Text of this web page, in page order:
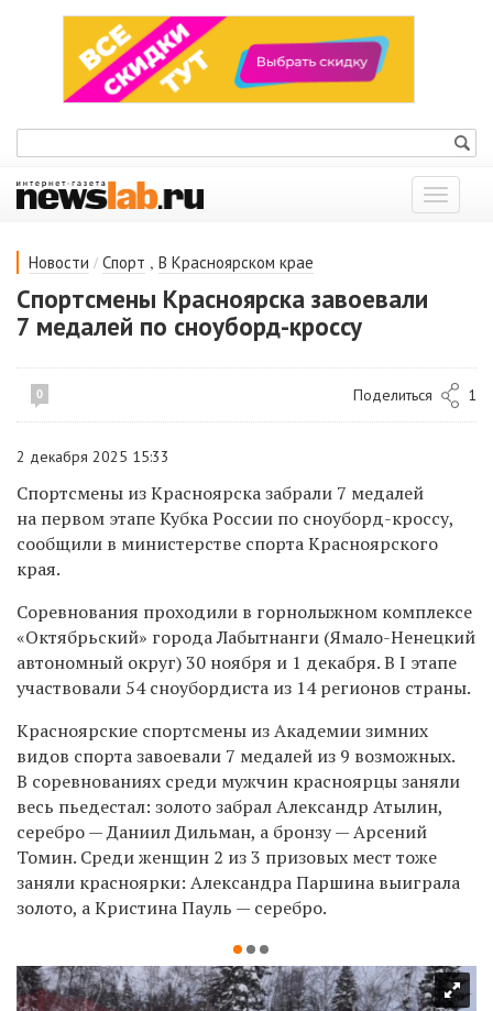
Показать
меню
Новости / Спорт , В Красноярском крае
Спортсмены Красноярска завоевали
7 медалей по сноуборд-кроссу
0 Поделиться 1
2 декабря 2025 15:33
Спортсмены из Красноярска забрали 7 медалей
на первом этапе Кубка России по сноуборд-кроссу,
сообщили в министерстве спорта Красноярского
края.
Соревнования проходили в горнолыжном комплексе
«Октябрьский» города Лабытнанги (Ямало-Ненецкий
автономный округ) 30 ноября и 1 декабря. В I этапе
участвовали 54 сноубордиста из 14 регионов страны.
Красноярские спортсмены из Академии зимних
видов спортазавоевали 7 медалей из 9 возможных.
В соревнованиях среди мужчин красноярцы заняли
весь пьедестал: золото забрал Александр Атылин,
серебро — Даниил Дильман, а бронзу — Арсений
Томин. Среди женщин 2 из 3 призовых мест тоже
заняли красноярки: Александра Паршина выиграла
золото, а Кристина Пауль — серебро.